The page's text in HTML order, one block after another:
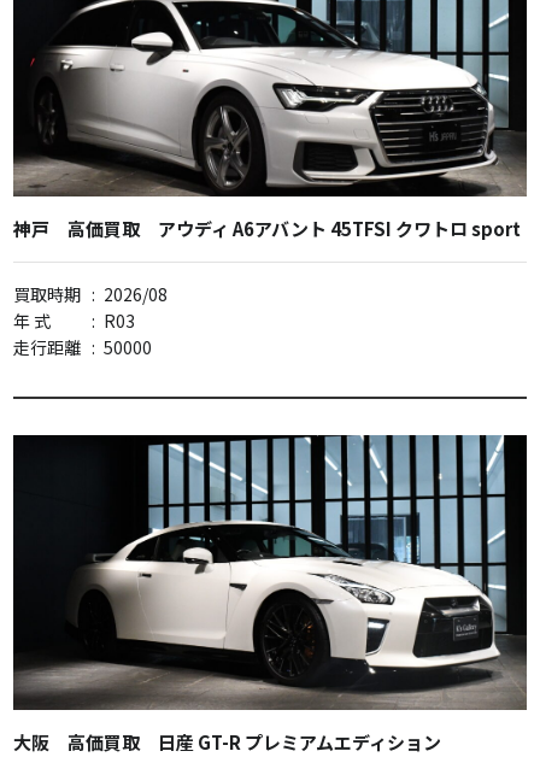
神戸 高価買取 アウディ A6アバント 45TFSI クワトロ sport
買取時期 : 2026/08
年 式
: R03
走行距離 : 50000
大阪 高価買取 日産 GT-R プレミアムエディション